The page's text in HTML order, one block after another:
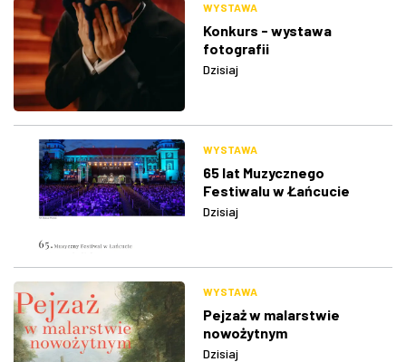
WYSTAWA
Konkurs - wystawa
fotografii
Dzisiaj
WYSTAWA
65 lat Muzycznego
Festiwalu w Łańcucie
Dzisiaj
WYSTAWA
Pejzaż w malarstwie
nowożytnym
Dzisiaj